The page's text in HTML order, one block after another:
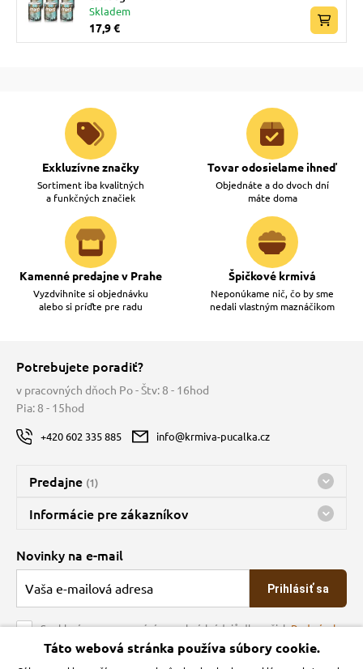
Skladem
17,9 €
Exkluzívne značky
Sortiment iba kvalitných
a funkčných značiek
Tovar odosielame ihneď
Objednáte a do dvoch dní
máte doma
Kamenné predajne v Prahe
Vyzdvihnite si objednávku
alebo si príďte pre radu
Špičkové krmivá
Neponúkame nič, čo by sme
nedali vlastným maznáčikom
Potrebujete poradiť?
v pracovných dňoch Po - Štv: 8 - 16hod
Pia: 8 - 15hod
+420 602 335 885 info@krmiva-pucalka.cz
Predajne (1)
Predajňa a sklad Kbely
Bohužiaľ, momentálne máme zatvorené
Informácie pre zákazníkov
O spoločnosti
Veľkoobchod
Obchodné podmienky
Kontakt
Novinky na e-mail
Prihlásiť sa
Souhlasím se zpracováním osobních údajů dle našichPodmínek
ochrany osobních údajů
Táto webová stránka používa súbory cookie.